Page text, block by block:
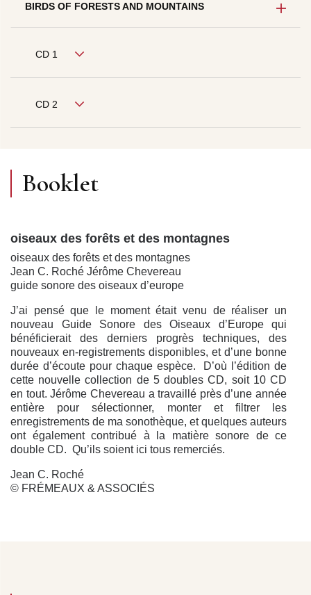
BIRDS OF FORESTS AND MOUNTAINS
CD 1
CD 2
Booklet
oiseaux des forêts et des montagnes
oiseaux des forêts et des montagnes
Jean C. Roché Jérôme Chevereau
guide sonore des oiseaux d’europe
J’ai pensé que le moment était venu de réaliser un
nouveau Guide Sonore des Oiseaux d’Europe qui
bénéficierait des derniers progrès techniques, des
nouveaux en-registrements disponibles, et d’une bonne
durée d’écoute pour chaque espèce. D’où l’édition de
cette nouvelle collection de 5 doubles CD, soit 10 CD
en tout. Jérôme Chevereau a travaillé près d’une année
entière pour sélectionner, monter et filtrer les
enregistrements de ma sonothèque, et quelques auteurs
ont également contribué à la matière sonore de ce
double CD. Qu’ils soient ici tous remerciés.
Jean C. Roché
© FRÉMEAUX & ASSOCIÉS